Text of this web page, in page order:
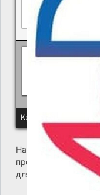
Политика КГУП
Краевое
На сайте возникла
проверьте
для дальнейших